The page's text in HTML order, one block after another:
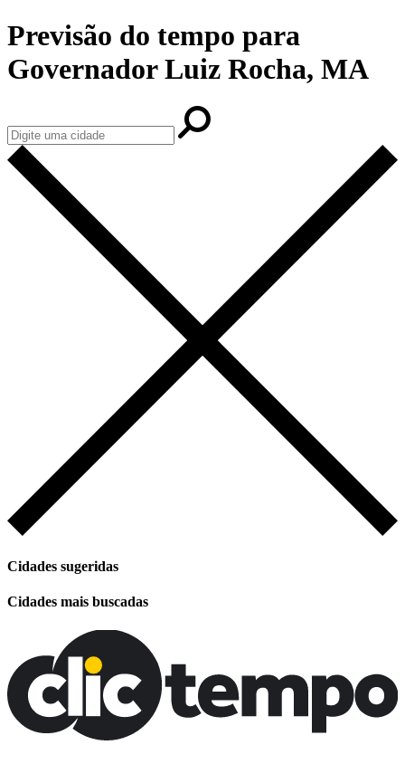
Previsão do tempo para
Governador Luiz Rocha, MA
Cidades sugeridas
Cidades mais buscadas